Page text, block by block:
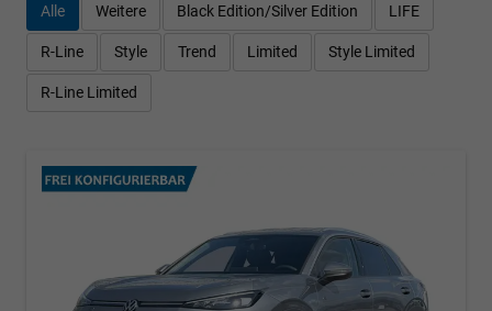
Alle Weitere Black Edition/Silver Edition LIFE
R-Line Style Trend Limited Style Limited
R-Line Limited